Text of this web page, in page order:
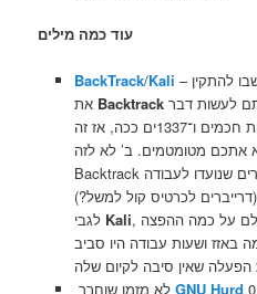
עוד כמה מילים
BackTrack/Kali – שמעתי כמה אנשים שבטעות חשבו להתקין
את Backtrackעל המחשב שלהם. אם חשבתם לעשות דבר
כזה, א’ אם אתם מנסים להיראות חכמים ו־1337ים ככה, אז זה
אתכם מטומטמים. ב’ לא לזה
Backtrack נועד, וחסרים בו המון פיצ’רים שנועדו לעבודה
לגבי Kali, אולי אני אכתוב יום אחד פוסט שלם על כמה ההפצה
באזז ושעות עבודה היו סביב
לא מזמן שוחרר GNU Hurd אולי